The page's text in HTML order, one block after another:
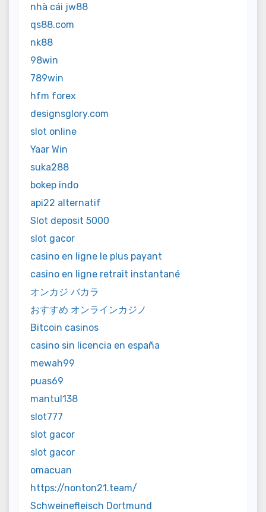
nhà cái jw88
qs88.com
nk88
98win
789win
hfm forex
designsglory.com
slot online
Yaar Win
suka288
bokep indo
api22 alternatif
Slot deposit 5000
slot gacor
casino en ligne le plus payant
casino en ligne retrait instantané
オンカジ バカラ
おすすめ オンラインカジノ
Bitcoin casinos
casino sin licencia en españa
mewah99
puas69
mantul138
slot777
slot gacor
slot gacor
omacuan
https://nonton21.team/
Schweinefleisch Dortmund